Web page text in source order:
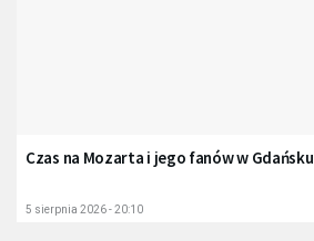
Czas na Mozarta i jego fanów w Gdańsku
5 sierpnia 2026 - 20:10